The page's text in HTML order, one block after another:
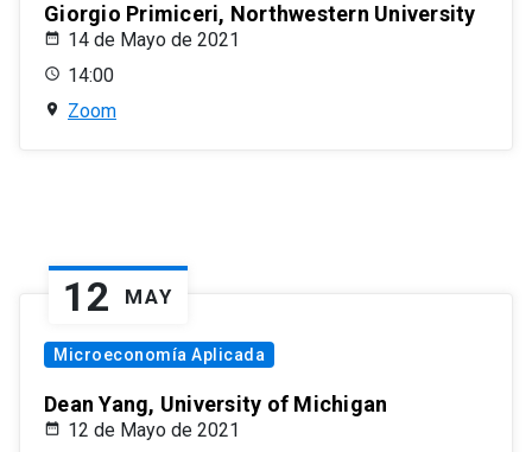
Giorgio Primiceri, Northwestern University
14 de Mayo de 2021
14:00
Zoom
12 MAY
Microeconomía Aplicada
Dean Yang, University of Michigan
12 de Mayo de 2021